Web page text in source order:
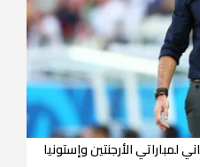
لمباراتي الأرجنتين وإستونيا